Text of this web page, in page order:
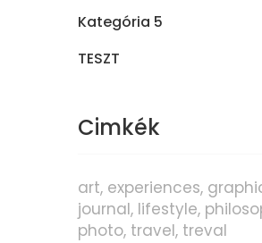
Kategória 5
TESZT
Cimkék
art experiences
journal lifestyle
photo travel treval